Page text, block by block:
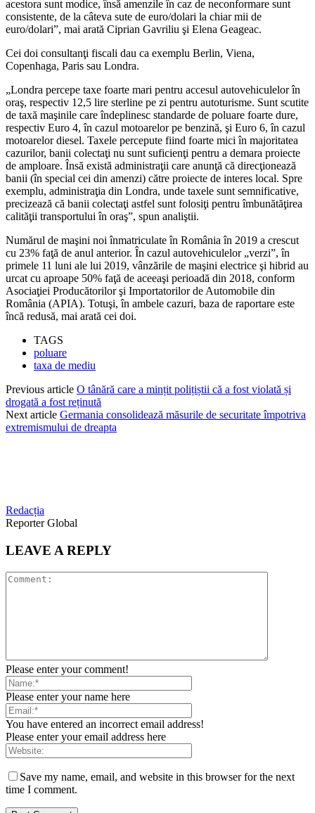
acestora sunt modice, însă amenzile în caz de neconformare sunt
consistente, de la câteva sute de euro/dolari la chiar mii de
euro/dolari”, mai arată Ciprian Gavriliu şi Elena Geageac.
Cei doi consultanţi fiscali dau ca exemplu Berlin, Viena,
Copenhaga, Paris sau Londra.
„Londra percepe taxe foarte mari pentru accesul autovehiculelor în
oraş, respectiv 12,5 lire sterline pe zi pentru autoturisme. Sunt scutite
de taxă maşinile care îndeplinesc standarde de poluare foarte dure,
respectiv Euro 4, în cazul motoarelor pe benzină, şi Euro 6, în cazul
motoarelor diesel. Taxele percepute fiind foarte mici în majoritatea
cazurilor, banii colectaţi nu sunt suficienţi pentru a demara proiecte
de amploare. Însă există administraţii care anunţă că direcţionează
banii (în special cei din amenzi) către proiecte de interes local. Spre
exemplu, administraţia din Londra, unde taxele sunt semnificative,
precizează că banii colectaţi astfel sunt folosiţi pentru îmbunătăţirea
calităţii transportului în oraş”, spun analiştii.
Numărul de maşini noi înmatriculate în România în 2019 a crescut
cu 23% faţă de anul anterior. În cazul autovehiculelor „verzi”, în
primele 11 luni ale lui 2019, vânzările de maşini electrice şi hibrid au
urcat cu aproape 50% faţă de aceeaşi perioadă din 2018, conform
Asociaţiei Producătorilor şi Importatorilor de Automobile din
România (APIA). Totuşi, în ambele cazuri, baza de raportare este
încă redusă, mai arată cei doi.
TAGS
poluare
taxa de mediu
Previous article O tânără care a mințit polițiștii că a fost violată și
drogată a fost reținută
Next article Germania consolidează măsurile de securitate împotriva
extremismului de dreapta
Redacția
Reporter Global
LEAVE A REPLY
Please enter your comment!
Please enter your name here
You have entered an incorrect email address!
Please enter your email address here
Save my name, email, and website in this browser for the next
time I comment.